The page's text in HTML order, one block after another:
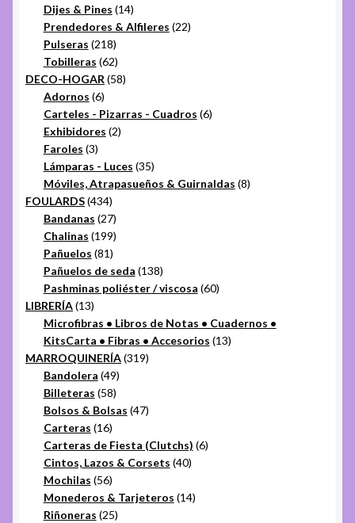
Dijes & Pines 1414
productos
Prendedores & Alfileres 2222
Pulseras 218218
productos
Tobilleras 6262
productos
DECO-HOGAR 5858
Adornos 66
productos
Carteles - Pizarras - Cuadros 66
Exhibidores 22
Faroles 33
productos
Lámparas - Luces 3535
productos
Móviles, Atrapasueños & Guirnaldas 88
FOULARDS 434434
productos
Bandanas 2727
productos
Chalinas 199199
productos
Pañuelos 8181
productos
Pañuelos de seda 138138
productos
Pashminas poliéster / viscosa 6060
LIBRERÍA 1313
productos
Microfibras • Libros de Notas • Cuadernos •
KitsCarta • Fibras • Accesorios 1313
MARROQUINERÍA 319319
Bandolera 4949
productos
Billeteras 5858
productos
Bolsos & Bolsas 4747
Carteras 1616
productos
Carteras de Fiesta (Clutchs) 66
Cintos, Lazos & Corsets 4040
Mochilas 5656
productos
Monederos & Tarjeteros 1414
Riñoneras 2525